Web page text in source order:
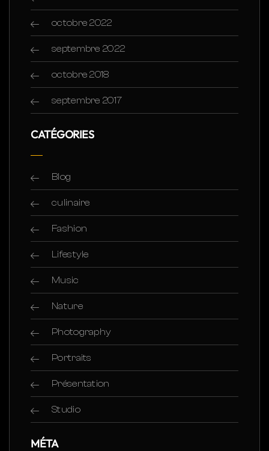
octobre 2022
septembre 2022
octobre 2018
septembre 2017
CATÉGORIES
Blog
culinaire
Fashion
Lifestyle
Music
Nature
Photography
Portraits
Présentation
Studio
MÉTA